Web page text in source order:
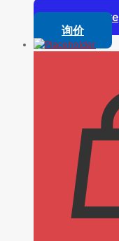
Read more
询价